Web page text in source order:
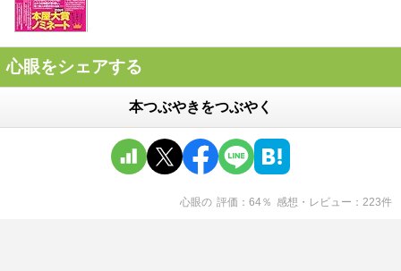
心眼をシェアする
本つぶやきをつぶやく
心眼の 評価 64％ 感想・レビュー 223件